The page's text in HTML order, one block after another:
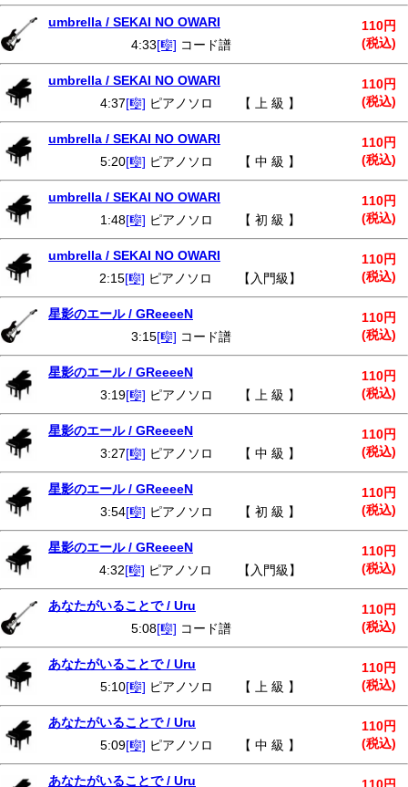
umbrella / SEKAI NO OWARI
110円
(税込)
4:33[🎼] コード譜
umbrella / SEKAI NO OWARI
110円
(税込)
4:37[🎼] ピアノソロ 【 上 級 】
umbrella / SEKAI NO OWARI
110円
(税込)
5:20[🎼] ピアノソロ 【 中 級 】
umbrella / SEKAI NO OWARI
110円
(税込)
1:48[🎼] ピアノソロ 【 初 級 】
umbrella / SEKAI NO OWARI
110円
(税込)
2:15[🎼] ピアノソロ 【入門級】
星影のエール / GReeeeN
110円
(税込)
3:15[🎼] コード譜
星影のエール / GReeeeN
110円
(税込)
3:19[🎼] ピアノソロ 【 上 級 】
星影のエール / GReeeeN
110円
(税込)
3:27[🎼] ピアノソロ 【 中 級 】
星影のエール / GReeeeN
110円
(税込)
3:54[🎼] ピアノソロ 【 初 級 】
星影のエール / GReeeeN
110円
(税込)
4:32[🎼] ピアノソロ 【入門級】
あなたがいることで / Uru
110円
(税込)
5:08[🎼] コード譜
あなたがいることで / Uru
110円
(税込)
5:10[🎼] ピアノソロ 【 上 級 】
あなたがいることで / Uru
110円
(税込)
5:09[🎼] ピアノソロ 【 中 級 】
あなたがいることで / Uru